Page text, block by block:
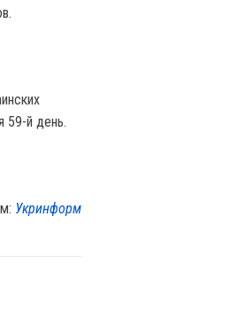
59-й день.
Укринформ